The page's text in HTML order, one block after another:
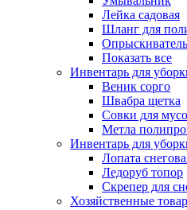
Лейка садовая
Шланг для
Показать все
Инвентарь для
Веник сорго
Швабра щетка
Совки для
Метла
Инвентарь для
Лопата
Ледоруб топор
Скрепер для
Хозяйственные